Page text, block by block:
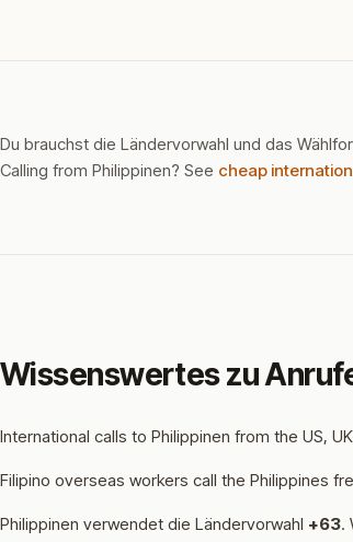
Du brauchst die Ländervorwahl und das
Calling from Philippinen? See cheap
Wissenswertes zu
International calls to Philippinen from the US,
Filipino overseas workers call the Philippines
Philippinen verwendet die Ländervorwahl +63.